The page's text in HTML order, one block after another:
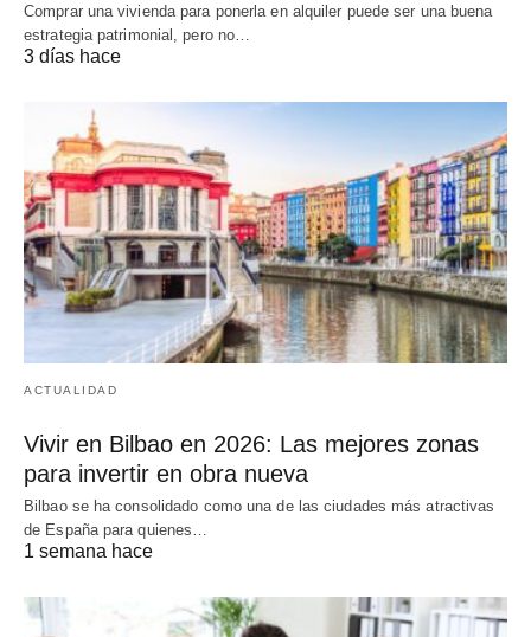
Comprar una vivienda para ponerla en alquiler puede ser una buena
estrategia patrimonial, pero no…
3 días hace
ACTUALIDAD
Vivir en Bilbao en 2026: Las mejores zonas
para invertir en obra nueva
Bilbao se ha consolidado como una de las ciudades más atractivas
de España para quienes…
1 semana hace